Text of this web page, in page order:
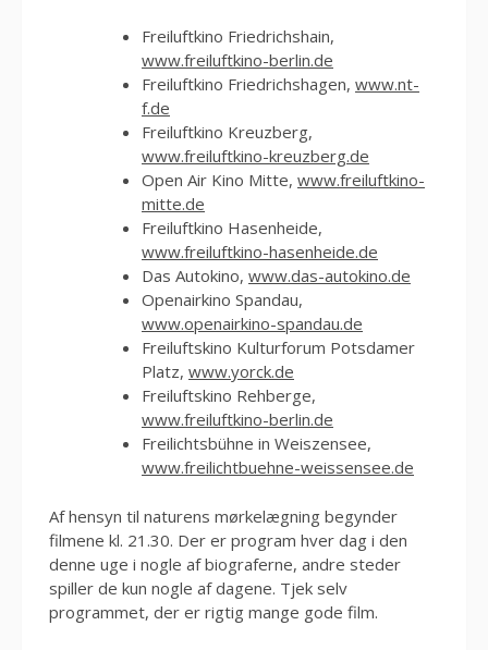
Freiluftkino Friedrichshain,
www.freiluftkino-berlin.de
Freiluftkino Friedrichshagen, www.nt-
f.de
Freiluftkino Kreuzberg,
www.freiluftkino-kreuzberg.de
Open Air Kino Mitte, www.freiluftkino-
mitte.de
Freiluftkino Hasenheide,
www.freiluftkino-hasenheide.de
Das Autokino, www.das-autokino.de
Openairkino Spandau,
www.openairkino-spandau.de
Freiluftskino Kulturforum Potsdamer
Platz, www.yorck.de
Freiluftskino Rehberge,
www.freiluftkino-berlin.de
Freilichtsbühne in Weiszensee,
www.freilichtbuehne-weissensee.de
Af hensyn til naturens mørkelægning begynder
filmene kl. 21.30. Der er program hver dag i den
denne uge i nogle af biograferne, andre steder
spiller de kun nogle af dagene. Tjek selv
programmet, der er rigtig mange gode film.